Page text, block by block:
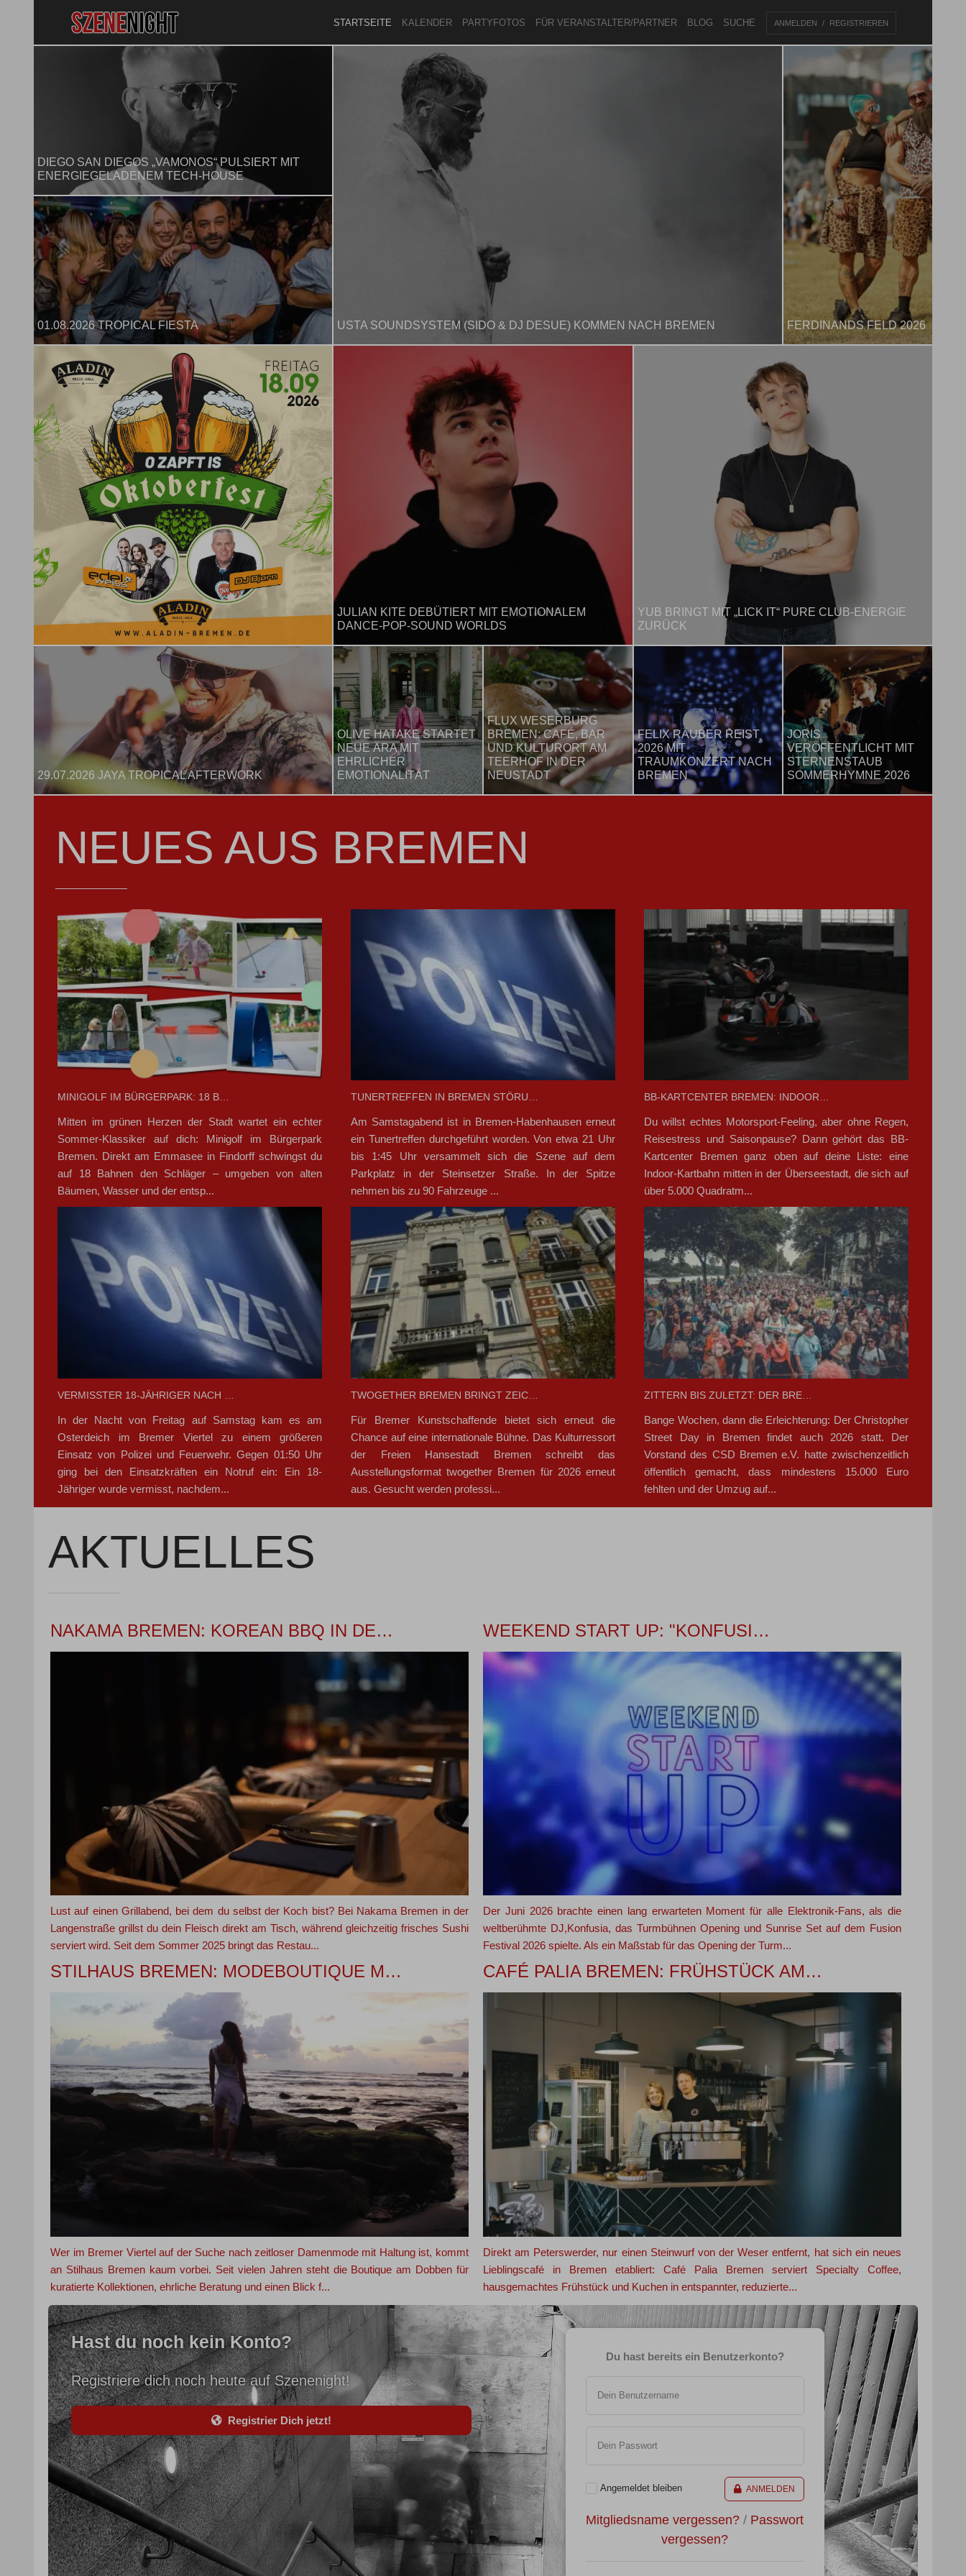
ANMELDEN REGISTRIEREN
STARTSEITE KALENDER PARTYFOTOS FÜR VERANSTALTER/PARTNER BLOG SUCHE
DIEGO SAN DIEGOS „VAMONOS“ PULSIERT MIT
ENERGIEGELADENEM TECH-HOUSE
USTA SOUNDSYSTEM (SIDO & DJ DESUE) KOMMEN NACH BREMEN FERDINANDS FELD 2026
01.08.2026 TROPICAL FIESTA
JULIAN KITE DEBÜTIERT MIT EMOTIONALEM
DANCE-POP-SOUND WORLDS
YUB BRINGT MIT „LICK IT“ PURE CLUB-ENERGIE
ZURÜCK
29.07.2026 JAYA TROPICAL AFTERWORK
OLIVE HATAKE STARTET
NEUE ÄRA MIT
EHRLICHER
EMOTIONALITÄT
FLUX WESERBURG
BREMEN: CAFÉ, BAR
UND KULTURORT AM
TEERHOF IN DER
NEUSTADT
FELIX RÄUBER REIST
2026 MIT
TRAUMKONZERT NACH
BREMEN
JORIS
VERÖFFENTLICHT MIT
STERNENSTAUB
SOMMERHYMNE 2026
NEUES AUS BREMEN
MINIGOLF IM BÜRGERPARK: 18 B…
Mitten im grünen Herzen der Stadt wartet ein echter
Sommer-Klassiker auf dich: Minigolf im Bürgerpark
Bremen. Direkt am Emmasee in Findorff schwingst du
auf 18 Bahnen den Schläger – umgeben von alten
Bäumen, Wasser und der entsp...
TUNERTREFFEN IN BREMEN STÖRU…
Am Samstagabend ist in Bremen-Habenhausen erneut
ein Tunertreffen durchgeführt worden. Von etwa 21 Uhr
bis 1:45 Uhr versammelt sich die Szene auf dem
Parkplatz in der Steinsetzer Straße. In der Spitze
nehmen bis zu 90 Fahrzeuge ...
BB-KARTCENTER BREMEN: INDOOR…
Du willst echtes Motorsport-Feeling, aber ohne Regen,
Reisestress und Saisonpause? Dann gehört das BB-
Kartcenter Bremen ganz oben auf deine Liste: eine
Indoor-Kartbahn mitten in der Überseestadt, die sich auf
über 5.000 Quadratm...
VERMISSTER 18-JÄHRIGER NACH …
In der Nacht von Freitag auf Samstag kam es am
Osterdeich im Bremer Viertel zu einem größeren
Einsatz von Polizei und Feuerwehr. Gegen 01:50 Uhr
ging bei den Einsatzkräften ein Notruf ein: Ein 18-
Jähriger wurde vermisst, nachdem...
TWOGETHER BREMEN BRINGT ZEIC…
Für Bremer Kunstschaffende bietet sich erneut die
Chance auf eine internationale Bühne. Das Kulturressort
der Freien Hansestadt Bremen schreibt das
Ausstellungsformat twogether Bremen für 2026 erneut
aus. Gesucht werden professi...
ZITTERN BIS ZULETZT: DER BRE…
Bange Wochen, dann die Erleichterung: Der Christopher
Street Day in Bremen findet auch 2026 statt. Der
Vorstand des CSD Bremen e.V. hatte zwischenzeitlich
öffentlich gemacht, dass mindestens 15.000 Euro
fehlten und der Umzug auf...
AKTUELLES
NAKAMA BREMEN: KOREAN BBQ IN DE…
Lust auf einen Grillabend, bei dem du selbst der Koch bist? Bei Nakama Bremen in der
Langenstraße grillst du dein Fleisch direkt am Tisch, während gleichzeitig frisches Sushi
serviert wird. Seit dem Sommer 2025 bringt das Restau...
WEEKEND START UP: "KONFUSI…
Der Juni 2026 brachte einen lang erwarteten Moment für alle Elektronik-Fans, als die
weltberühmte DJ,Konfusia, das Turmbühnen Opening und Sunrise Set auf dem Fusion
Festival 2026 spielte. Als ein Maßstab für das Opening der Turm...
STILHAUS BREMEN: MODEBOUTIQUE M…
Wer im Bremer Viertel auf der Suche nach zeitloser Damenmode mit Haltung ist, kommt
an Stilhaus Bremen kaum vorbei. Seit vielen Jahren steht die Boutique am Dobben für
kuratierte Kollektionen, ehrliche Beratung und einen Blick f...
CAFÉ PALIA BREMEN: FRÜHSTÜCK AM…
Direkt am Peterswerder, nur einen Steinwurf von der Weser entfernt, hat sich ein neues
Lieblingscafé in Bremen etabliert: Café Palia Bremen serviert Specialty Coffee,
hausgemachtes Frühstück und Kuchen in entspannter, reduzierte...
Hast du noch kein Konto?
Registriere dich noch heute auf Szenenight!
Registrier Dich jetzt!
Du hast bereits ein Benutzerkonto?
Dein Benutzername
Dein Passwort
Angemeldet bleiben ANMELDEN
Mitgliedsname vergessen? / Passwort
vergessen?
ANMELDEN
REGISTRIEREN
ANMELDEN
Anmelden über ein Soziales Netzwerk
Mit Facebook anmelden
Mit Google anmelden
Mit Apple anmelden